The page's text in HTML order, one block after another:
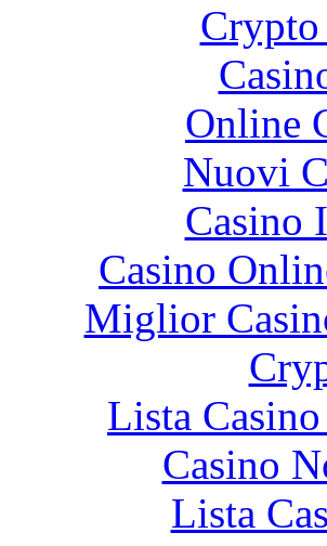
Online
Nuovi
Casino
Casino
Miglior
Lista
Casino
Lista